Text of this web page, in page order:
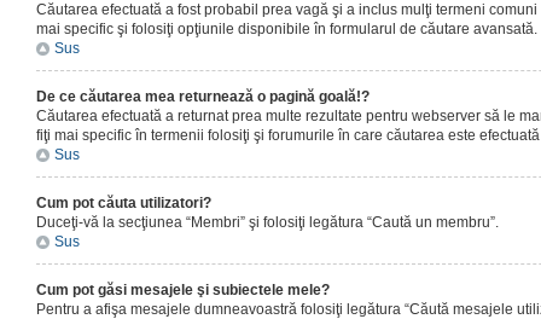
Căutarea efectuată a fost probabil prea vagă şi a inclus mulţi termeni
mai specific şi folosiţi opţiunile disponibile în formularul de căutare avansată.
Sus
De ce căutarea mea returnează o pagină goală!?
Căutarea efectuată a returnat prea multe rezultate pentru webserver să le
fiţi mai specific în termenii folosiţi şi forumurile în care căutarea este
Sus
Cum pot căuta utilizatori?
Duceţi-vă la secţiunea “Membri” şi folosiţi legătura “Caută un membru”.
Sus
Cum pot găsi mesajele şi subiectele mele?
Pentru a afişa mesajele dumneavoastră folosiţi legătura “Căută mesajele